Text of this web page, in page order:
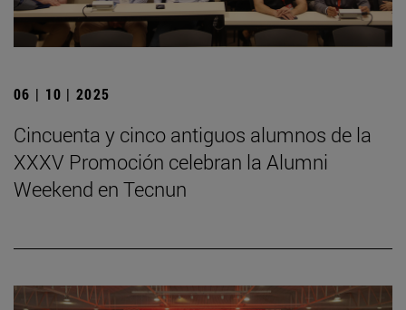
06 | 10 | 2025
Cincuenta y cinco antiguos alumnos de la
XXXV Promoción celebran la Alumni
Weekend en Tecnun